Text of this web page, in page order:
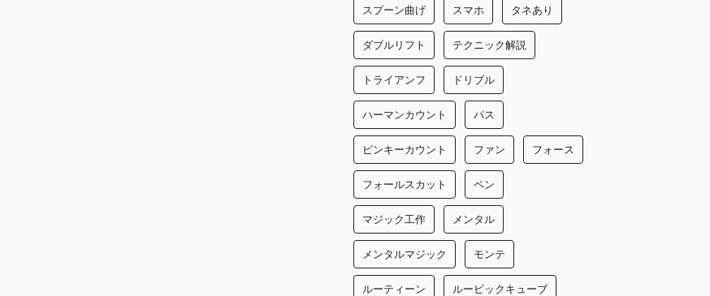
スプーン曲げ スマホ タネあり
ダブルリフト テクニック解説
トライアンフ ドリブル
ハーマンカウント パス
ピンキーカウント ファン フォース
フォールスカット ペン
マジック工作 メンタル
メンタルマジック モンテ
ルーティーン ルービックキューブ